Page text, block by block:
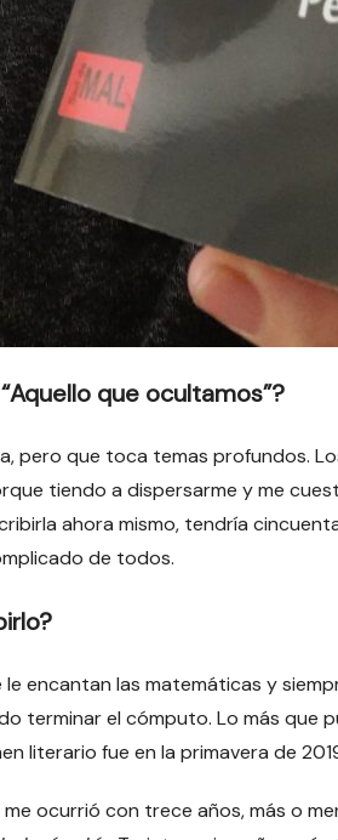
que ocultamos”?
pero que toca temas profundos.
tiendo a dispersarme y me
ahora mismo, tendría
de todos.
encantan las matemáticas y
terminar el cómputo. Lo más
literario fue en la primavera de
ocurrió con trece años, más o